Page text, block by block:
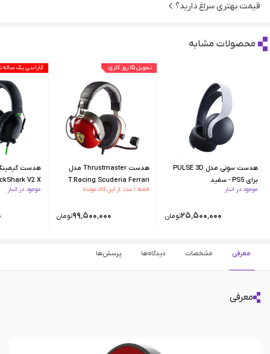
قیمت بهتری سراغ دارید؟
محصولات مشابه
هدست سونی مدل PULSE 3D
برای PS5 - سفید
موجود در انبار
۲۵٬۵۰۰٬۰۰۰تومان
تحویل ۱۵ روز کاری
هدست Thrustmaster مدل
T.Racing Scuderia Ferrari
Edition
فقط ۱ عدد از این کالا مونده
۹۹٬۵۰۰٬۰۰۰تومان
گارانتی یک
V2 X
موجود در انبار
معرفی مشخصات دیدگاه‌ها پرسش‌ها
معرفی